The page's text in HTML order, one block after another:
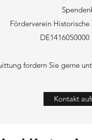
Förderverein
DE1416050000
fordern Sie gerne
Kontakt